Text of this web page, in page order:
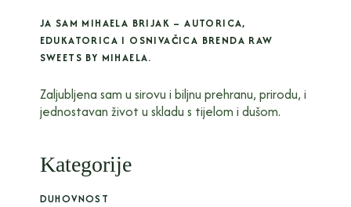
JA SAM MIHAELA BRIJAK – AUTORICA,
EDUKATORICA I OSNIVAČICA BRENDA RAW
SWEETS BY MIHAELA.
Zaljubljena sam u sirovu i biljnu prehranu, prirodu, i
jednostavan život u skladu s tijelom i dušom.
Kategorije
DUHOVNOST